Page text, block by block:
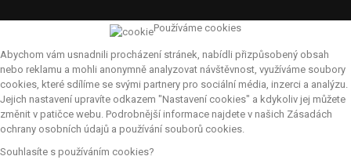
Používáme cookies
Abychom vám usnadnili procházení stránek, nabídli přizpůsobený obsah
nebo reklamu a mohli anonymně analyzovat návštěvnost, využíváme soubory
cookies, které sdílíme se svými partnery pro sociální média, inzerci a analýzu.
Jejich nastavení upravíte odkazem "Nastavení cookies" a kdykoliv jej můžete
změnit v patičce webu. Podrobnější informace najdete v našich Zásadách
ochrany osobních údajů a používání souborů cookies.
Souhlasíte s používáním cookies?